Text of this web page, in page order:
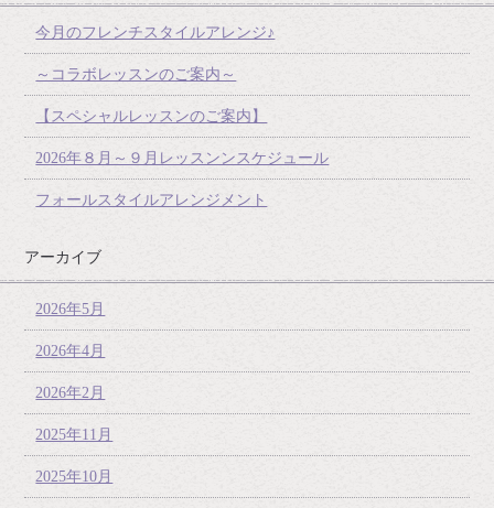
今月のフレンチスタイルアレンジ♪
～コラボレッスンのご案内～
【スペシャルレッスンのご案内】
2026年８月～９月レッスンンスケジュール
フォールスタイルアレンジメント
アーカイブ
2026年5月
2026年4月
2026年2月
2025年11月
2025年10月